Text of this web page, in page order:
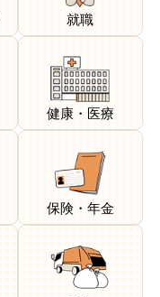
就職
健康・医療
保険・年金